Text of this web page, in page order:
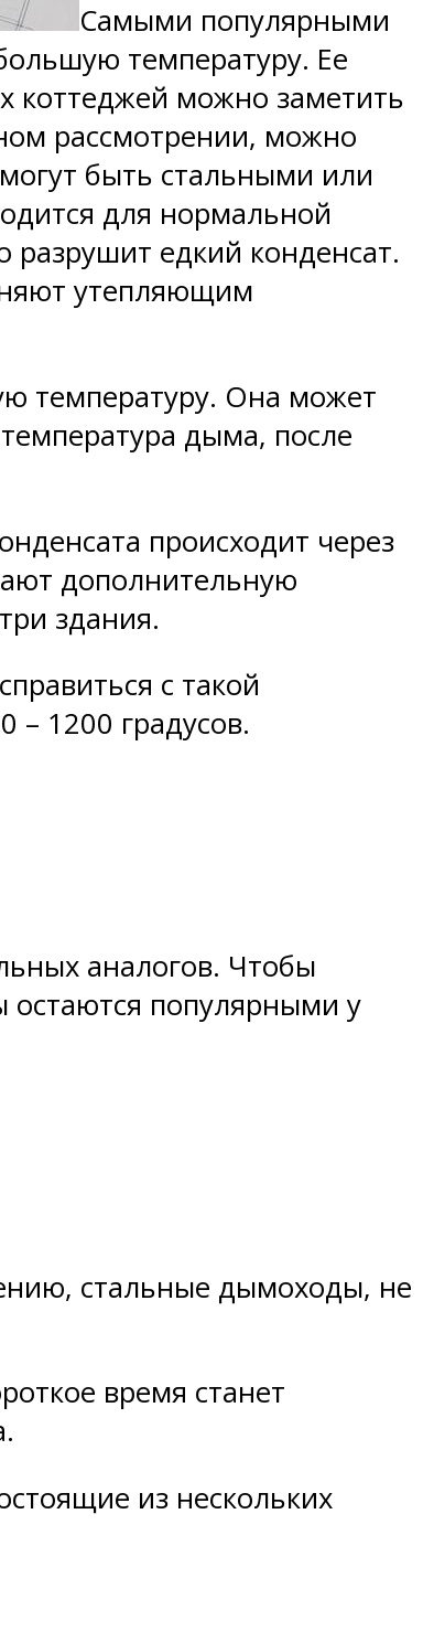
Самыми популярными
температуру. Ее
коттеджей можно заметить
рассмотрении, можно
быть стальными или
для нормальной
разрушит едкий конденсат.
утепляющим
температуру. Она может
дыма, после
происходит через
дополнительную
здания.
с такой
– 1200 градусов.
аналогов. Чтобы
остаются популярными у
стальные дымоходы, не
время станет
из нескольких